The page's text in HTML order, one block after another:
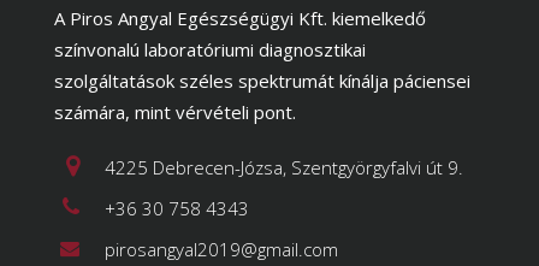
A Piros Angyal Egészségügyi Kft. kiemelkedő
színvonalú laboratóriumi diagnosztikai
szolgáltatások széles spektrumát kínálja páciensei
számára, mint vérvételi pont.
4225 Debrecen-Józsa, Szentgyörgyfalvi út 9.
+36 30 758 4343
pirosangyal2019@gmail.com